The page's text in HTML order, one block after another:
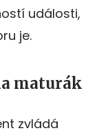
události,
je.
maturák
zvládá